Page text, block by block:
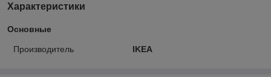
Характеристики
Основные
Производитель IKEA